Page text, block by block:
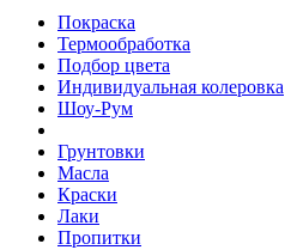
Покраска
Термообработка
Подбор цвета
Индивидуальная колеровка
Шоу-Рум
Грунтовки
Масла
Краски
Лаки
Пропитки